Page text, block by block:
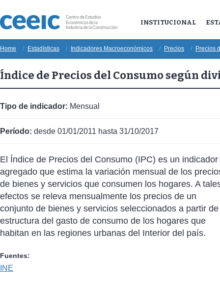
INSTITUCIONAL
Home Estadísticas Indicadores Macroeconómicos Precios Precios
Índice de Precios del Consumo según
Tipo de indicador: Mensual
Período: desde 01/01/2011 hasta 31/10/2017
El Índice de Precios del Consumo (IPC) es un indicador
agregado que estima la variación mensual de los
de bienes y servicios que consumen los hogares. A
efectos se releva mensualmente los precios de un
conjunto de bienes y servicios seleccionados a partir
estructura del gasto de consumo de los hogares que
habitan en las regiones urbanas del Interior del país.
Fuentes:
INE